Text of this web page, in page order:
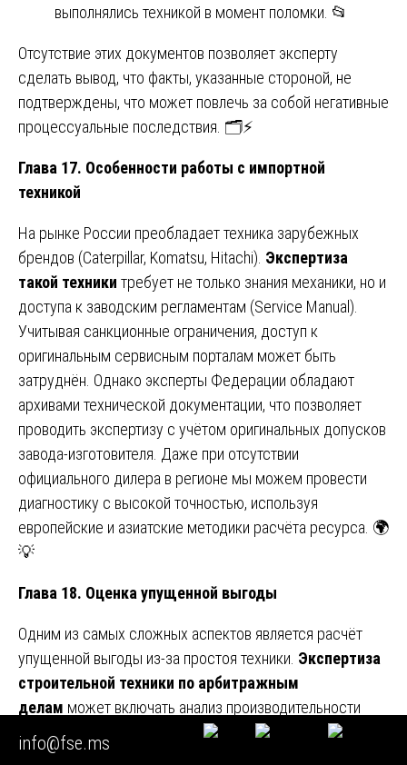
выполнялись техникой в момент поломки. 📂
Отсутствие этих документов позволяет эксперту
сделать вывод, что факты, указанные стороной, не
подтверждены, что может повлечь за собой негативные
процессуальные последствия. 🗂️⚡
Глава 17. Особенности работы с импортной
техникой
На рынке России преобладает техника зарубежных
брендов (Caterpillar, Komatsu, Hitachi). Экспертиза
такой техники требует не только знания механики, но и
доступа к заводским регламентам (Service Manual).
Учитывая санкционные ограничения, доступ к
оригинальным сервисным порталам может быть
затруднён. Однако эксперты Федерации обладают
архивами технической документации, что позволяет
проводить экспертизу с учётом оригинальных допусков
завода-изготовителя. Даже при отсутствии
официального дилера в регионе мы можем провести
диагностику с высокой точностью, используя
европейские и азиатские методики расчёта ресурса. 🌍
💡
Глава 18. Оценка упущенной выгоды
Одним из самых сложных аспектов является расчёт
упущенной выгоды из-за простоя техники. Экспертиза
строительной техники по арбитражным
делам может включать анализ производительности
машины до поломки и сравнение со
среднеотраслевыми показателями. Эксперт
info@fse.ms